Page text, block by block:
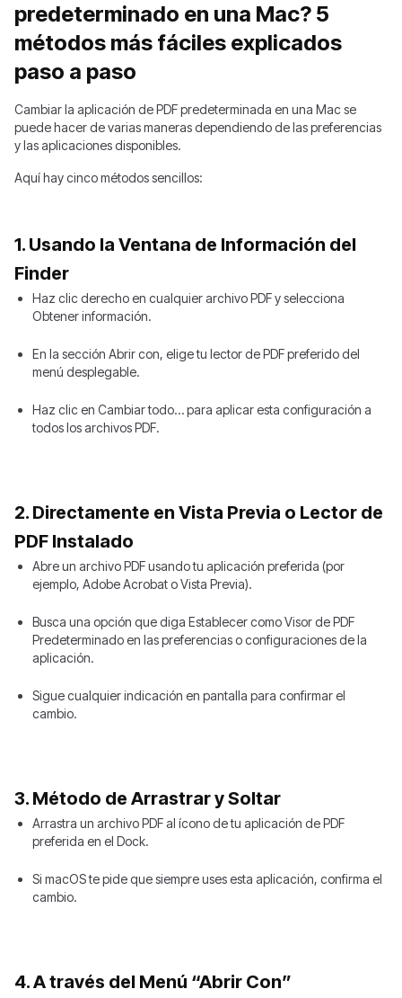
predeterminado en una Mac? 5
métodos más fáciles explicados
paso a paso
Cambiar la aplicación de PDF predeterminada en una Mac se
puede hacer de varias maneras dependiendo de las preferencias
y las aplicaciones disponibles.
Aquí hay cinco métodos sencillos:
1. Usando la Ventana de Información del
Finder
Haz clic derecho en cualquier archivo PDF y selecciona
Obtener información.
En la sección Abrir con, elige tu lector de PDF preferido del
menú desplegable.
Haz clic en Cambiar todo… para aplicar esta configuración a
todos los archivos PDF.
2. Directamente en Vista Previa o Lector de
PDF Instalado
Abre un archivo PDF usando tu aplicación preferida (por
ejemplo, Adobe Acrobat o Vista Previa).
Busca una opción que diga Establecer como Visor de PDF
Predeterminado en las preferencias o configuraciones de la
aplicación.
Sigue cualquier indicación en pantalla para confirmar el
cambio.
3. Método de Arrastrar y Soltar
Arrastra un archivo PDF al ícono de tu aplicación de PDF
preferida en el Dock.
Si macOS te pide que siempre uses esta aplicación, confirma el
cambio.
4. A través del Menú “Abrir Con”